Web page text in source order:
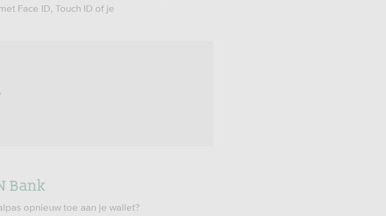
Face ID, Touch ID of je
Bank
opnieuw toe aan je wallet?